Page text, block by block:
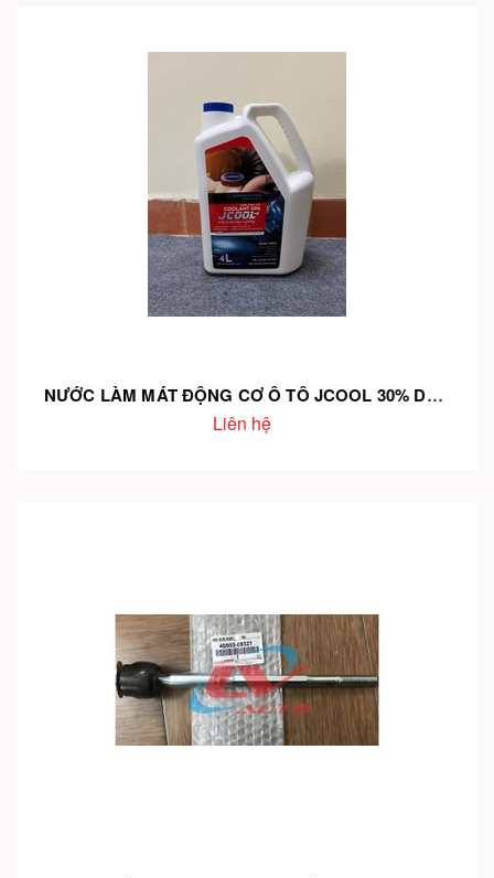
NƯỚC LÀM MÁT ĐỘNG CƠ Ô TÔ JCOOL 30% DUNG TÍCH 4L – CHỐNG QUÁ NHIỆT, BẢO VỆ ĐỘNG CƠ
Liên hệ